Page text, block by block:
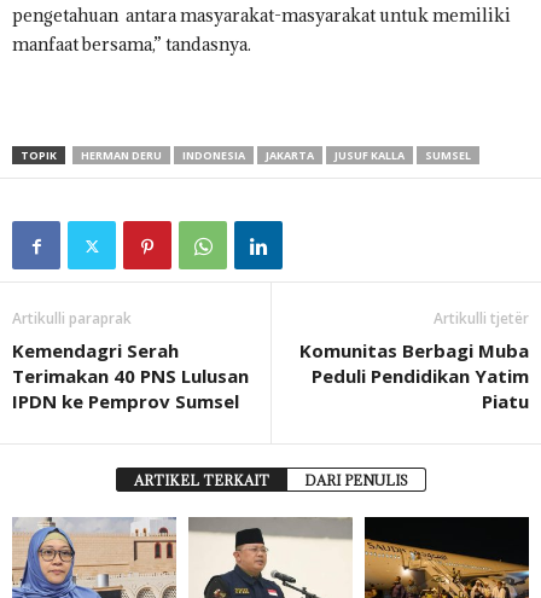
pengetahuan antara masyarakat-masyarakat untuk memiliki
manfaat bersama,” tandasnya.
TOPIK HERMAN DERU INDONESIA JAKARTA JUSUF KALLA SUMSEL
Artikulli paraprak
Kemendagri Serah
Terimakan 40 PNS Lulusan
IPDN ke Pemprov Sumsel
Artikulli tjetër
Komunitas Berbagi Muba
Peduli Pendidikan Yatim
Piatu
ARTIKEL TERKAIT DARI PENULIS